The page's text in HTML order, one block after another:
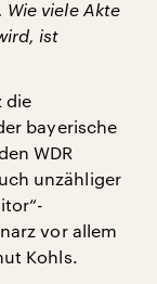
viele Akte
ist
die
bayerische
WDR
unzähliger
vor allem
Kohls.